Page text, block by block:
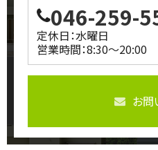
046-259-
定休日：水曜日
営業時間：8:30～20:00
お問